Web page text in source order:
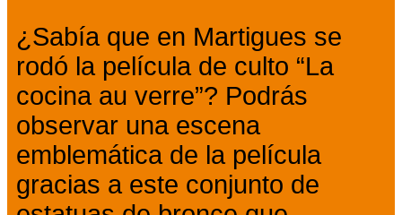
¿Sabía que en Martigues se
rodó la película de culto “La
cocina au verre”? Podrás
observar una escena
emblemática de la película
gracias a este conjunto de